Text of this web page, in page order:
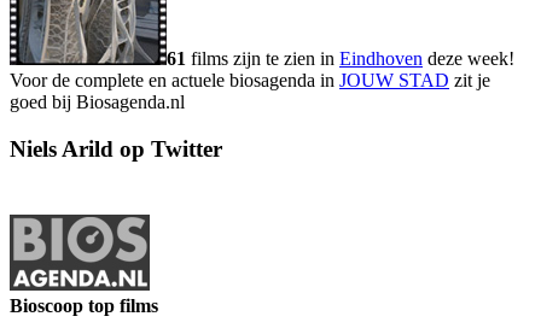
61 films zijn te zien in Eindhoven deze week!
Voor de complete en actuele biosagenda in JOUW STAD zit je
goed bij Biosagenda.nl
Niels Arild op Twitter
Bioscoop top films